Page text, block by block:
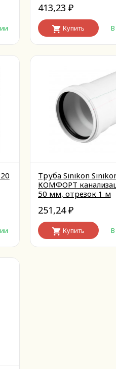
413,23 ₽
Купить
Труба Sinikon
КОМФОРТ
50 мм, отрезок 1 м
251,24 ₽
Купить